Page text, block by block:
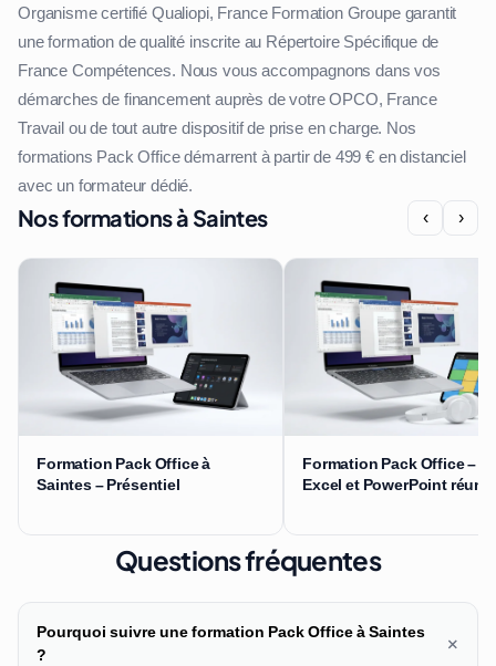
Organisme certifié Qualiopi, France Formation Groupe garantit
une formation de qualité inscrite au Répertoire Spécifique de
France Compétences. Nous vous accompagnons dans vos
démarches de financement auprès de votre OPCO, France
Travail ou de tout autre dispositif de prise en charge. Nos
formations Pack Office démarrent à partir de 499 € en distanciel
avec un formateur dédié.
Nos formations à Saintes ‹ ›
Formation Pack Office à
Saintes – Présentiel
Formation Pack Office –
Excel et PowerPoint réunis
Questions fréquentes
Pourquoi suivre une formation Pack Office à Saintes
?
+